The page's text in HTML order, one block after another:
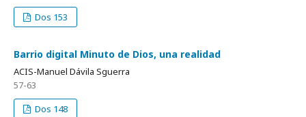
Dos 153
Barrio digital Minuto de Dios, una realidad
ACIS-Manuel Dávila Sguerra
57-63
Dos 148